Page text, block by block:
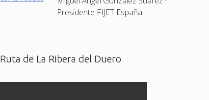
Presidente FIJET España
Ruta de La Ribera del Duero